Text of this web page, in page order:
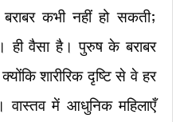
कभी नहीं हो सकती;
ही वैसा है। पुरुष के बराबर
शारीरिक दृष्टि से वे हर
में आधुनिक महिलाएँ